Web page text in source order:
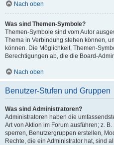
Nach oben
Was sind Themen-Symbole?
Themen-Symbole sind vom Autor
Thema in Verbindung stehen können,
können. Die Möglichkeit, Themen-
Berechtigungen ab, die die Board-
Nach oben
Benutzer-Stufen und Gruppen
Was sind Administratoren?
Administratoren haben die
Art von Aktion im Forum ausführen; z.
sperren, Benutzergruppen erstellen,
Rechte, die ein Administrator hat, sind